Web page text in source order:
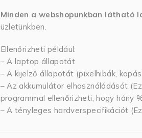
Minden a webshopunkban látható
üzletünkben.
Ellenőrizheti például:
– A laptop állapotát
– A kijelző állapotát (pixelhibák,
– Az akkumulátor elhasználódását
programmal ellenőrizheti, hogy hány
– A tényleges hardverspecifikációt